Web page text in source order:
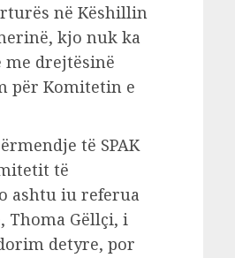
në Këshillin
kjo nuk ka
drejtësinë
për Komitetin e
të SPAK
të
ashtu iu referua
Thoma Gëllçi, i
detyre, por